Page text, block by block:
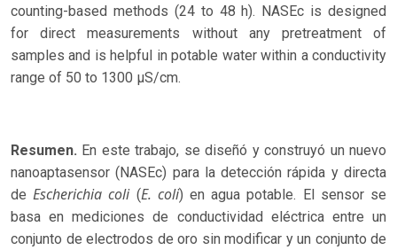
counting-based methods (24 to 48 h). NASEc is designed
for direct measurements without any pretreatment of
samples and is helpful in potable water within a conductivity
range of 50 to 1300 µS/cm.
Resumen. En este trabajo, se diseñó y construyó un nuevo
nanoaptasensor (NASEc) para la detección rápida y directa
deEscherichia coli(E. coli) en agua potable. El sensor se
basa en mediciones de conductividad eléctrica entre un
conjunto de electrodos de oro sin modificar y un conjunto de